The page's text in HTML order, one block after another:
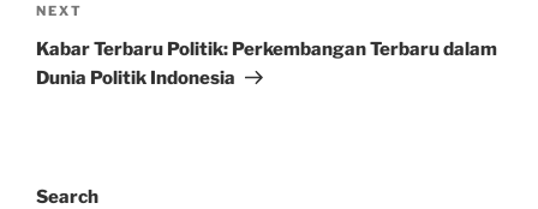
Next
Post
NEXT
Kabar Terbaru Politik: Perkembangan Terbaru dalam
Dunia Politik Indonesia
Search